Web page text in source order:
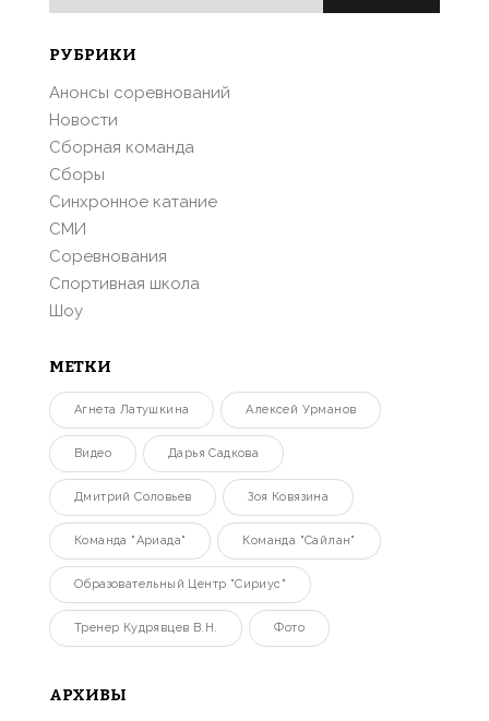
РУБРИКИ
Анонсы соревнований
Новости
Сборная команда
Сборы
Синхронное катание
СМИ
Соревнования
Спортивная школа
Шоу
МЕТКИ
Агнета Латушкина Алексей Урманов
Видео Дарья Садкова
Дмитрий Соловьев Зоя Ковязина
Команда "Ариада" Команда "Сайлан"
Образовательный Центр "Сириус"
Тренер Кудрявцев В.Н. Фото
АРХИВЫ